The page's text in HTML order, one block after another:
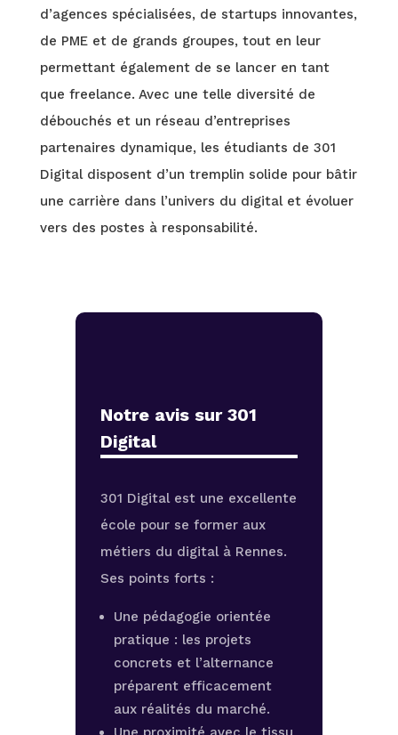
d’agences spécialisées, de startups innovantes,
de PME et de grands groupes, tout en leur
permettant également de se lancer en tant
que freelance. Avec une telle diversité de
débouchés et un réseau d’entreprises
partenaires dynamique, les étudiants de 301
Digital disposent d’un tremplin solide pour bâtir
une carrière dans l’univers du digital et évoluer
vers des postes à responsabilité.
Notre avis sur 301
Digital
301 Digital est une excellente
école pour se former aux
métiers du digital à Rennes.
Ses points forts :
Une pédagogie orientée
pratique : les projets
concrets et l’alternance
préparent efficacement
aux réalités du marché.